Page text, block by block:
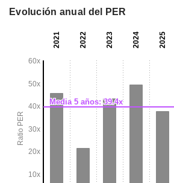
Evolución anual del PER